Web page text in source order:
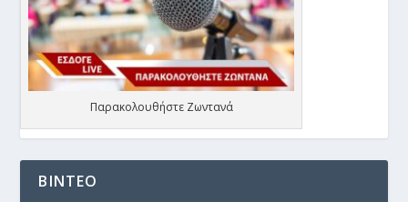
Παρακολουθήστε Ζωντανά
ΒΙΝΤΕΟ